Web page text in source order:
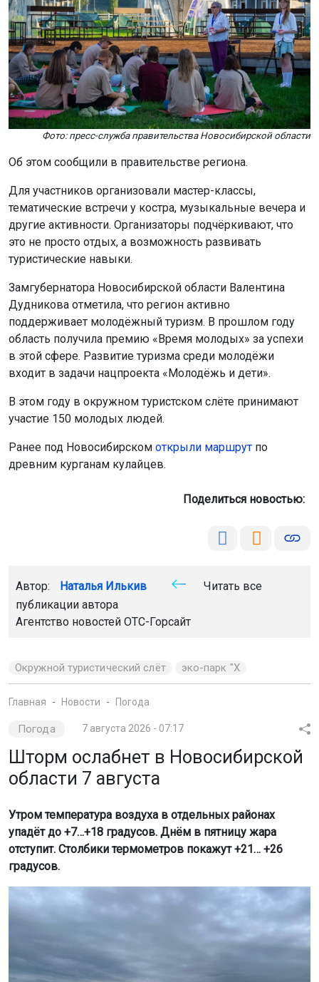
Фото: пресс-служба правительства Новосибирской области
Об этом сообщили в правительстве региона.
Для участников организовали мастер-классы,
тематические встречи у костра, музыкальные вечера и
другие активности. Организаторы подчёркивают, что
это не просто отдых, а возможность развивать
туристические навыки.
Замгубернатора Новосибирской области Валентина
Дудникова отметила, что регион активно
поддерживает молодёжный туризм. В прошлом году
область получила премию «Время молодых» за успехи
в этой сфере. Развитие туризма среди молодёжи
входит в задачи нацпроекта «Молодёжь и дети».
В этом году в окружном туристском слёте принимают
участие 150 молодых людей.
Ранее под Новосибирском открыли маршрут по
древним курганам кулайцев.
Поделиться новостью:
Автор: Наталья Илькив
Читать все
публикации автора
Агентство новостей ОТС-Горсайт
Окружной туристический слёт эко-парк "Х
Главная Новости Погода
Погода 7 августа 2026 - 07:17
Шторм ослабнет в Новосибирской
области 7 августа
Утром температура воздуха в отдельных районах
упадёт до +7…+18 градусов. Днём в пятницу жара
отступит. Столбики термометров покажут +21… +26
градусов.